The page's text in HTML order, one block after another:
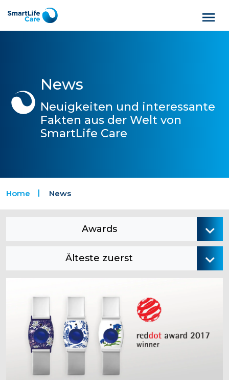
News
Neuigkeiten und interessante
Fakten aus der Welt von
SmartLife Care
Home News
Awards
Älteste zuerst